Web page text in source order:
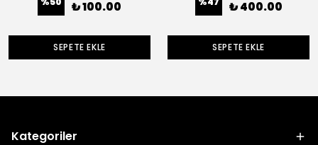
₺ 100.00
SEPETE EKLE
₺ 400.00
SEPETE EKLE
Kategoriler